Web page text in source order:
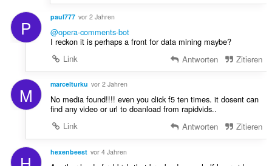
P paul777 vor 2 Jahren
@opera-comments-bot
I reckon it is perhaps a front for data mining maybe?
Link
Antworten Zitieren
M marcelturku vor 2 Jahren
No media found!!!! even you click f5 ten times. it dosent can
find any video or url to doanload from rapidvids..
Link
Antworten Zitieren
hexenbeest vor 4 Jahren